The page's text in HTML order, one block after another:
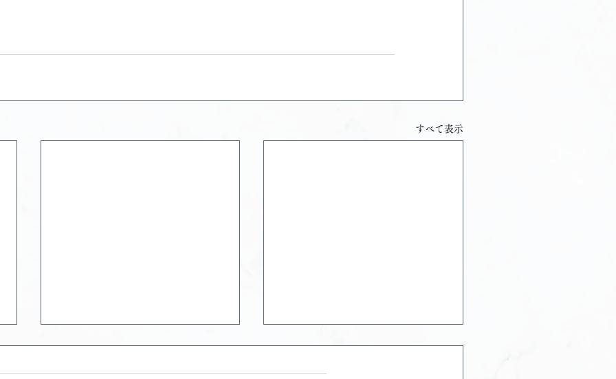
すべて表示